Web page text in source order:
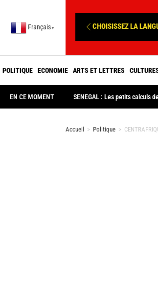
Français ▼ CHOISISSEZ LA
POLITIQUE ECONOMIE ARTS ET LETTRES
EN CE MOMENT SENEGAL : Les petits calculs
Accueil > Politique >